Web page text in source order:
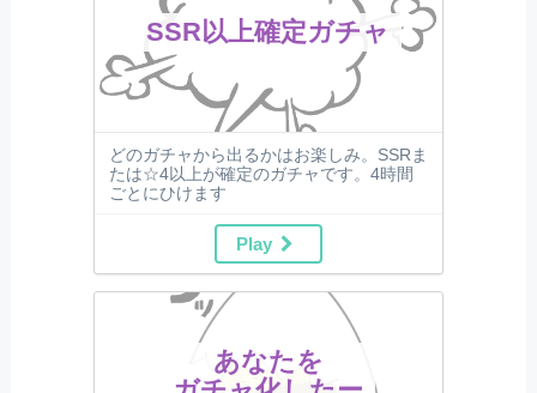
SSR以上確定ガチャ
どのガチャから出るかはお楽しみ。SSRま
たは☆4以上が確定のガチャです。4時間
ごとにひけます
Play
あなたを